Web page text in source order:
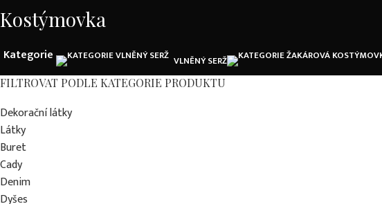
Kostýmovka
Kategorie VLNĚNÝ SERŽ
FILTROVAT PODLE KATEGORIE PRODUKTU
Dekorační látky
Látky
Buret
Cady
Denim
Dyšes